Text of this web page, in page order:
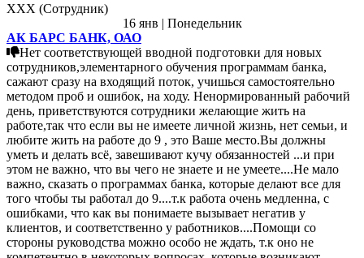
ХХХ (Сотрудник)
16 янв | Понедельник
АК БАРС БАНК, ОАО
Нет соответствующей вводной подготовки для новых
сотрудников,элементарного обучения программам банка,
сажают сразу на входящий поток, учишься самостоятельно
методом проб и ошибок, на ходу. Ненормированный рабочий
день, приветствуются сотрудники желающие жить на
работе,так что если вы не имеете личной жизнь, нет семьи, и
любите жить на работе до 9 , это Ваше место.Вы должны
уметь и делать всё, завешивают кучу обязанностей ...и при
этом не важно, что вы чего не знаете и не умеете....Не мало
важно, сказать о программах банка, которые делают все для
того чтобы ты работал до 9....т.к работа очень медленна, с
ошибками, что как вы понимаете вызывает негатив у
клиентов, и соответственно у работников....Помощи со
стороны руководства можно особо не ждать, т.к оно не